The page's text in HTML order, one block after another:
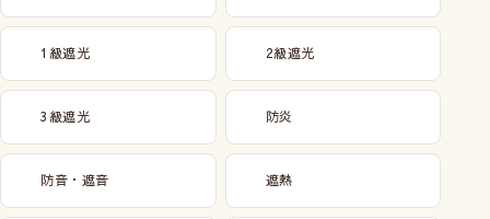
1級遮光 2級遮光
3級遮光 防炎
防音・遮音 遮熱